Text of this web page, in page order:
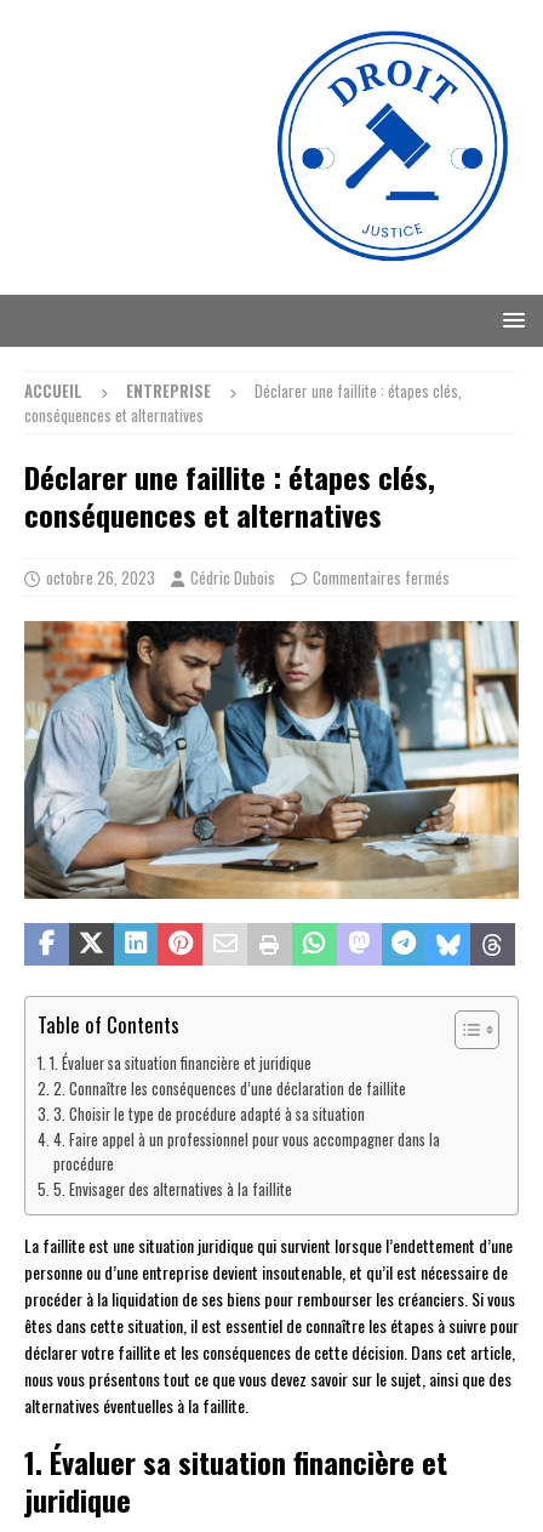
ACCUEIL ENTREPRISE
Déclarer une faillite : étapes clés,
conséquences et alternatives
Déclarer une faillite : étapes clés,
conséquences et alternatives
octobre 26, 2023 Cédric Dubois Commentaires fermés
Table of Contents
1. Évaluer sa situation financière et juridique
2. Connaître les conséquences d’une déclaration de faillite
3. Choisir le type de procédure adapté à sa situation
4. Faire appel à un professionnel pour vous accompagner dans la
procédure
5. Envisager des alternatives à la faillite
La faillite est une situation juridique qui survient lorsque l’endettement d’une
personne ou d’une entreprise devient insoutenable, et qu’il est nécessaire de
procéder à la liquidation de ses biens pour rembourser les créanciers. Si vous
êtes dans cette situation, il est essentiel de connaître les étapes à suivre pour
déclarer votre faillite et les conséquences de cette décision. Dans cet article,
nous vous présentons tout ce que vous devez savoir sur le sujet, ainsi que des
alternatives éventuelles à la faillite.
1. Évaluer sa situation financière et
juridique